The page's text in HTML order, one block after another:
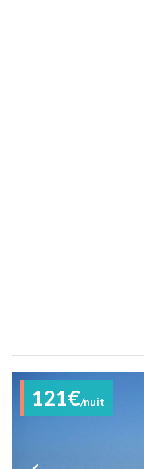
121€/nuit